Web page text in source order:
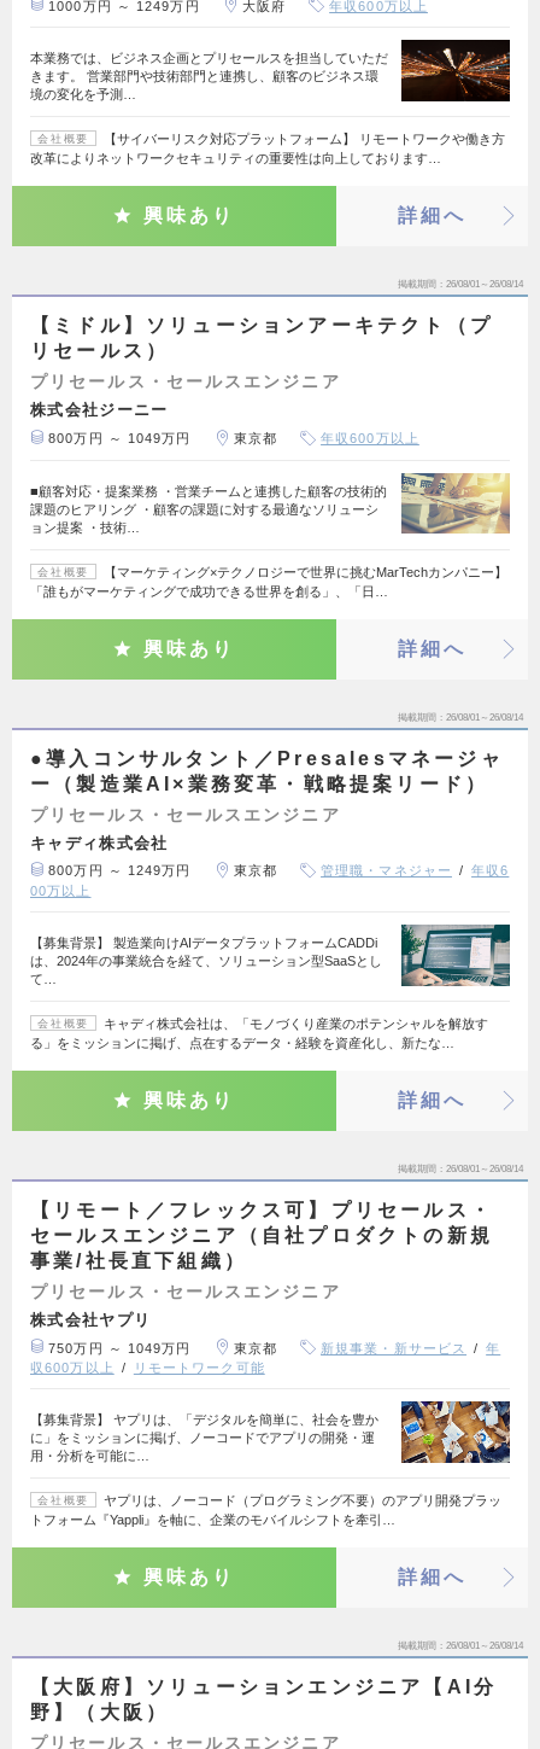
1000万円 ～ 1249万円 大阪府 年収600万以上
本業務では、ビジネス企画とプリセールスを担当していただ
きます。 営業部門や技術部門と連携し、顧客のビジネス環
境の変化を予測…
会社概要
【サイバーリスク対応プラットフォーム】 リモートワークや働き方
改革によりネットワークセキュリティの重要性は向上しております…
興味あり 詳細へ
掲載期間 26/08/01～26/08/14
【ミドル】ソリューションアーキテクト（プ
リセールス）
プリセールス・セールスエンジニア
株式会社ジーニー
800万円 ～ 1049万円 東京都 年収600万以上
■顧客対応・提案業務 ・営業チームと連携した顧客の技術的
課題のヒアリング ・顧客の課題に対する最適なソリューシ
ョン提案 ・技術…
会社概要
【マーケティング×テクノロジーで世界に挑むMarTechカンパニー】
「誰もがマーケティングで成功できる世界を創る」、「日…
興味あり 詳細へ
掲載期間 26/08/01～26/08/14
●導入コンサルタント／Presalesマネージャ
ー（製造業AI×業務変革・戦略提案リード）
プリセールス・セールスエンジニア
キャディ株式会社
800万円 ～ 1249万円 東京都 管理職・マネジャー
年収6
00万以上
【募集背景】 製造業向けAIデータプラットフォームCADDi
は、2024年の事業統合を経て、ソリューション型SaaSとし
て…
会社概要
キャディ株式会社は、「モノづくり産業のポテンシャルを解放す
る」をミッションに掲げ、点在するデータ・経験を資産化し、新たな…
興味あり 詳細へ
掲載期間 26/08/01～26/08/14
【リモート／フレックス可】プリセールス・
セールスエンジニア（自社プロダクトの新規
事業/社長直下組織）
プリセールス・セールスエンジニア
株式会社ヤプリ
750万円 ～ 1049万円 東京都 新規事業・新サービス
年
収600万以上
リモートワーク可能
【募集背景】 ヤプリは、「デジタルを簡単に、社会を豊か
に」をミッションに掲げ、ノーコードでアプリの開発・運
用・分析を可能に…
会社概要
ヤプリは、ノーコード（プログラミング不要）のアプリ開発プラッ
トフォーム『Yappli』を軸に、企業のモバイルシフトを牽引…
興味あり 詳細へ
掲載期間 26/08/01～26/08/14
【大阪府】ソリューションエンジニア【AI分
野】（大阪）
プリセールス・セールスエンジニア